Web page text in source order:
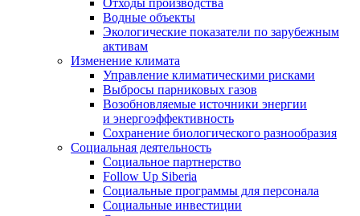
Отходы производства
Водные объекты
Экологические показатели по зарубежным
активам
Изменение климата
Управление климатическими рисками
Выбросы парниковых газов
Возобновляемые источники энергии
и энергоэффективность
Сохранение биологического разнообразия
Социальная деятельность
Социальное партнерство
Follow Up Siberia
Социальные программы для персонала
Социальные инвестиции